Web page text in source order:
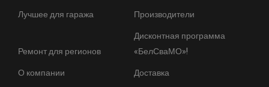
Лучшее для гаража
Производители
Ремонт для регионов
Дисконтная программа
«БелСваМО»!
О компании
Доставка